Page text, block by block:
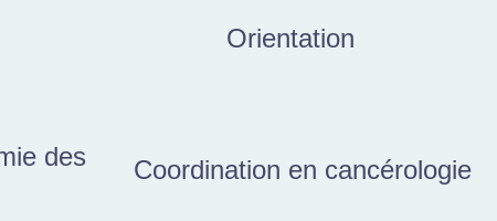
Orientation
des
Coordination en cancérologie